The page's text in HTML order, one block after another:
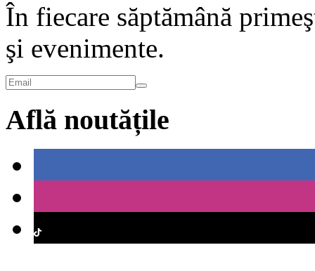
În fiecare săptămână
şi evenimente.
Află noutățile